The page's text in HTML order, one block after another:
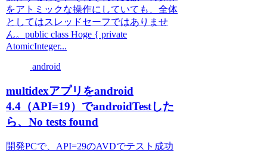
をアトミックな操作にしていても、全体
としてはスレッドセーフではありませ
ん。public class Hoge { private
AtomicInteger...
android
multidexアプリをandroid
4.4（API=19）でandroidTestした
ら、No tests found
開発PCで、API=29のAVDでテスト成功